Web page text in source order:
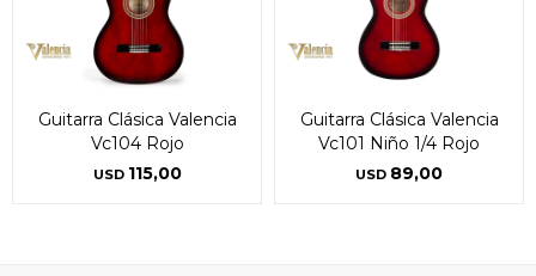
Guitarra Clásica Valencia
Vc104 Rojo
USD 115,00
Guitarra Clásica Valencia
Vc101 Niño 1/4 Rojo
USD 89,00
Día Año
* sujeto a aprobación crediticia. El monto disponible
puede variar por comercio
Día Año
* sujeto a aprobación crediticia. El monto disponible
puede variar por comercio